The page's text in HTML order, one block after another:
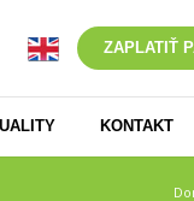
ZAPLATIŤ
KONTAKT